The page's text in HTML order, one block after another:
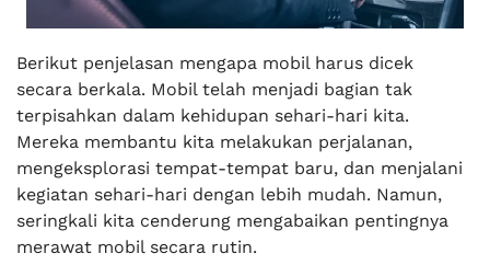
Berikut penjelasan mengapa mobil harus dicek
secara berkala. Mobil telah menjadi bagian tak
terpisahkan dalam kehidupan sehari-hari kita.
Mereka membantu kita melakukan perjalanan,
mengeksplorasi tempat-tempat baru, dan menjalani
kegiatan sehari-hari dengan lebih mudah. Namun,
seringkali kita cenderung mengabaikan pentingnya
merawat mobil secara rutin.